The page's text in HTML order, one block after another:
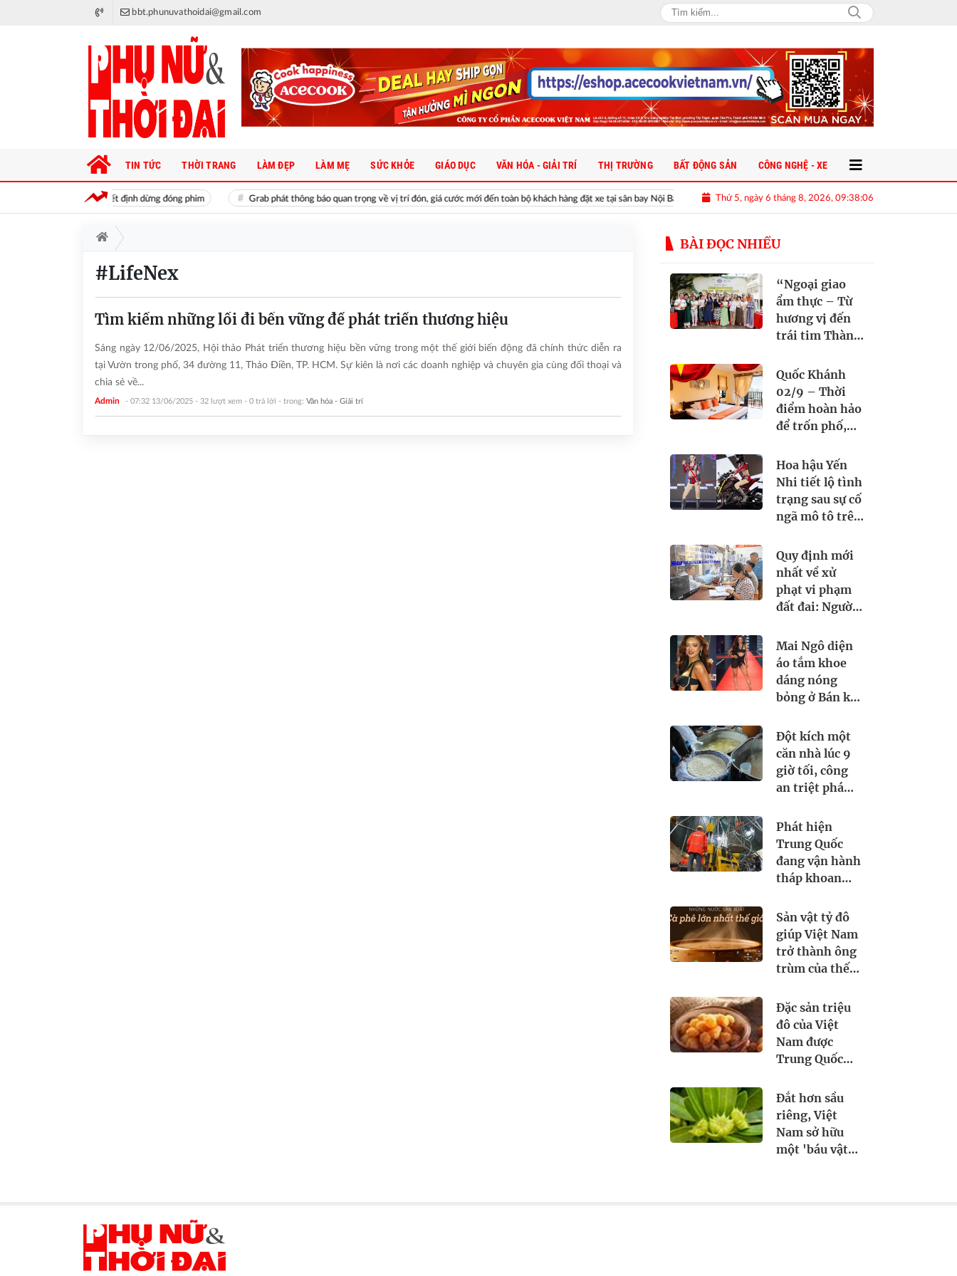
bbt.phunuvathoidai@gmail.com
do Quỳnh Nga quyết định dừng đóng phim Grab phát thông báo quan trọng về vị trí đón, giá cước mới đến toàn bộ khách hàng đặt xe tại sân bay Nội Bài Sếp bất động sản nói thẳng tên nhiều chủ đầu tư lớn ở Hà Nội
Thứ 5, ngày 6 tháng 8, 2026, 09:38:06
TIN TỨC THỜI TRANG LÀM ĐẸP LÀM MẸ SỨC KHỎE GIÁO DỤC VĂN HÓA - GIẢI TRÍ THỊ TRƯỜNG BẤT ĐỘNG SẢN CÔNG NGHỆ - XE
#LifeNex
Tìm kiếm những lối đi bền vững để phát triển thương hiệu
Sáng ngày 12/06/2025, Hội thảo Phát triển thương hiệu bền vững trong một thế giới biến động đã chính thức diễn ra
tại Vườn trong phố, 34 đường 11, Thảo Điền, TP. HCM. Sự kiên là nơi các doanh nghiệp và chuyên gia cùng đối thoại và
chia sẻ về...
Admin - 07:32 13/06/2025 - 32 lượt xem - 0 trả lời - trong: Văn hóa - Giải trí
BÀI ĐỌC NHIỀU
“Ngoại giao
ẩm thực – Từ
hương vị đến
trái tim Thành
Việt Nam kết
nối tình hữu
nghị quốc tế
Quốc Khánh
02/9 – Thời
điểm hoàn hảo
để trốn phố,
cùng Seahorse
Resort & Spa.
Đặt lịch ngay
hôm nay!
Hoa hậu Yến
Nhi tiết lộ tình
trạng sau sự cố
ngã mô tô trên
Grand Vietnam
2026
Quy định mới
nhất về xử
phạt vi phạm
đất đai: Người
không làm thủ
tục này có thể
bị xử phạt mức
cao nhất đến 3
Mai Ngô diện
áo tắm khoe
dáng nóng
bỏng ở Bán kết
Supranational
2026, ban tổ
chức bị chê
thiếu chỉn chu
Đột kích một
căn nhà lúc 9
giờ tối, công
an triệt phá
xuất sữa giả từ
hóa chất, tịch
thu 5.300 lít và
loạt máy pha
Phát hiện
Trung Quốc
đang vận hành
tháp khoan
tìm dưới lòng
đất thứ cả thế
giới khao khát
Sản vật tỷ đô
giúp Việt Nam
trở thành ông
trùm của thế
phần 18% toàn
cầu, diện tích
trồng hơn
700.000 ha
Đặc sản triệu
đô của Việt
Nam được
Trung Quốc
danh là 'vương
giả chi quả',
lên cả máy bay
đi quốc tế
Đắt hơn sầu
riêng, Việt
Nam sở hữu
một 'báu vật